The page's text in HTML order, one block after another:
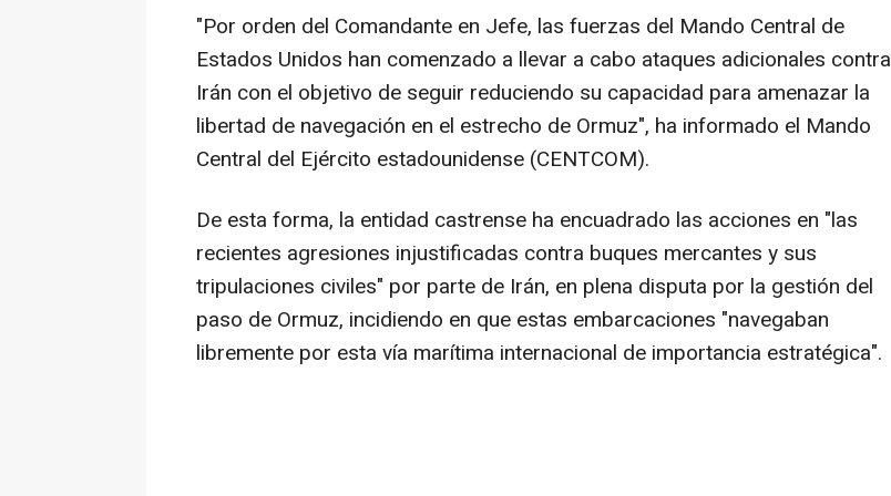
"Por orden del Comandante en Jefe, las fuerzas del Mando Central de
Estados Unidos han comenzado a llevar a cabo ataques adicionales contra
Irán con el objetivo de seguir reduciendo su capacidad para amenazar la
libertad de navegación en el estrecho de Ormuz", ha informado el Mando
Central del Ejército estadounidense (CENTCOM).
De esta forma, la entidad castrense ha encuadrado las acciones en "las
recientes agresiones injustificadas contra buques mercantes y sus
tripulaciones civiles" por parte de Irán, en plena disputa por la gestión del
paso de Ormuz, incidiendo en que estas embarcaciones "navegaban
libremente por esta vía marítima internacional de importancia estratégica".